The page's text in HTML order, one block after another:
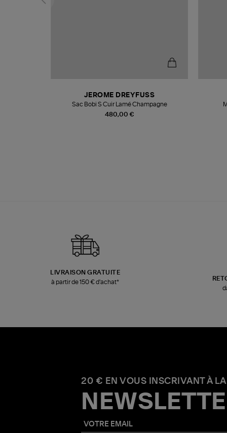
480,00 €
JEROME DREYFUSS
Sac Bobi S Cuir Lamé Champagne
LIVRAISON GRATUITE
à partir de 150 € d'achat*
20 € EN VOUS INSCRIVANT À LA